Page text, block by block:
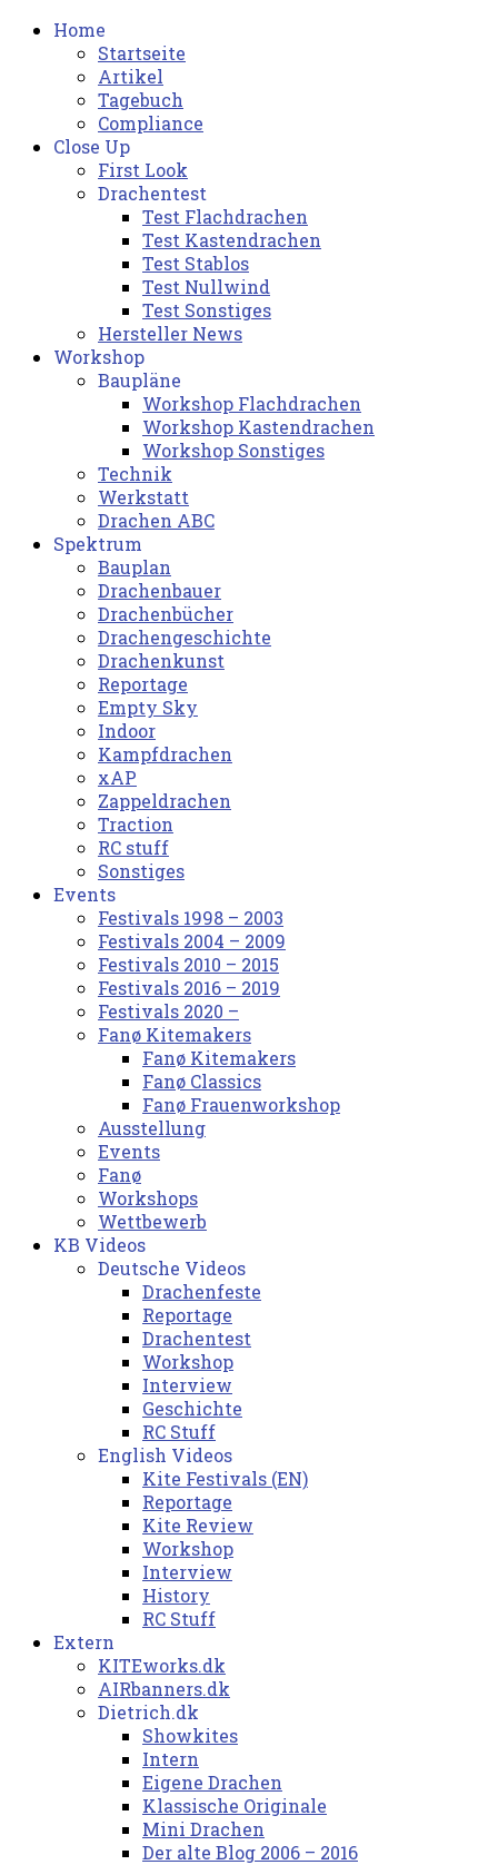
Home
Startseite
Artikel
Tagebuch
Compliance
Close Up
First Look
Drachentest
Test Flachdrachen
Test Kastendrachen
Test Stablos
Test Nullwind
Test Sonstiges
Hersteller News
Workshop
Baupläne
Workshop Flachdrachen
Workshop Kastendrachen
Workshop Sonstiges
Technik
Werkstatt
Drachen ABC
Spektrum
Bauplan
Drachenbauer
Drachenbücher
Drachengeschichte
Drachenkunst
Reportage
Empty Sky
Indoor
Kampfdrachen
xAP
Zappeldrachen
Traction
RC stuff
Sonstiges
Events
Festivals 1998 – 2003
Festivals 2004 – 2009
Festivals 2010 – 2015
Festivals 2016 – 2019
Festivals 2020 –
Fanø Kitemakers
Fanø Kitemakers
Fanø Classics
Fanø Frauenworkshop
Ausstellung
Events
Fanø
Workshops
Wettbewerb
KB Videos
Deutsche Videos
Drachenfeste
Reportage
Drachentest
Workshop
Interview
Geschichte
RC Stuff
English Videos
Kite Festivals (EN)
Reportage
Kite Review
Workshop
Interview
History
RC Stuff
Extern
KITEworks.dk
AIRbanners.dk
Dietrich.dk
Showkites
Intern
Eigene Drachen
Klassische Originale
Mini Drachen
Der alte Blog 2006 – 2016